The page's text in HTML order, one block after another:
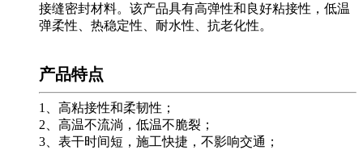
接缝密封材料。该产品具有高弹性和良好粘接性，低温
弹柔性、热稳定性、耐水性、抗老化性。
产品特点
1、高粘接性和柔韧性；
2、高温不流淌，低温不脆裂；
3、表干时间短，施工快捷，不影响交通；